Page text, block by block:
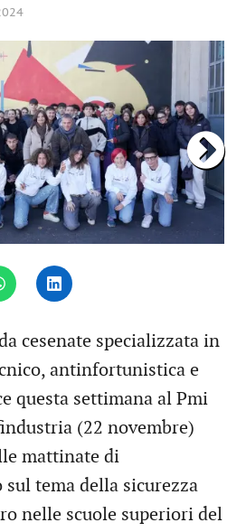
cesenate specializzata in
antinfortunistica e
questa settimana al Pmi
(22 novembre)
mattinate di
tema della sicurezza
nelle scuole superiori del